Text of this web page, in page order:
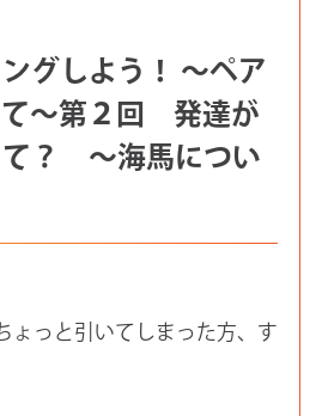
グしよう！ ～ペア
て～第２回 発達が
て？ ～海馬につい
ょっと引いてしまった方、す